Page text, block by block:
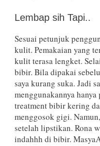
Lembap sih Tapi..
Sesuai petunjuk
kulit. Pemakaian yang
kulit terasa lengket.
bibir. Bila dipakai
saya kurang suka. Jadi
menggunakannya
treatment bibir kering
menggosok gigi.
setelah lipstikan. Rona
indahhh di bibir.